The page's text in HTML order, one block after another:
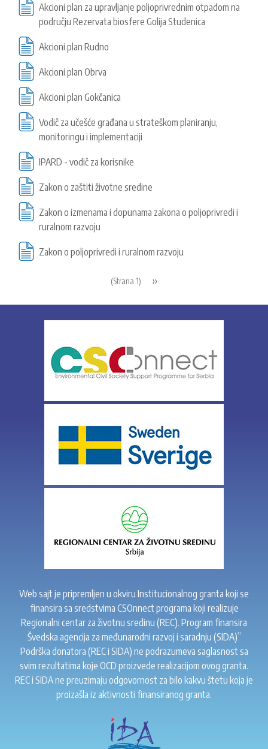
Akcioni plan za upravljanje poljoprivrednim otpadom na
području Rezervata biosfere Golija Studenica
Akcioni plan Rudno
Akcioni plan Obrva
Akcioni plan Gokčanica
Vodič za učešće građana u strateškom planiranju,
monitoringu i implementaciji
IPARD - vodič za korisnike
Zakon o zaštiti životne sredine
Zakon o izmenama i dopunama zakona o poljoprivredi i
ruralnom razvoju
Zakon o poljoprivredi i ruralnom razvoju
(Strana 1)
Next
››
Web sajt je pripremljen u okviru Institucionalnog granta koji se
finansira sa sredstvima CSOnnect programa koji realizuje
Regionalni centar za životnu sredinu (REC). Program finansira
Švedska agencija za međunarodni razvoj i saradnju (SIDA)”
Podrška donatora (REC i SIDA) ne podrazumeva saglasnost sa
svim rezultatima koje OCD proizvede realizacijom ovog granta.
REC i SIDA ne preuzimaju odgovornost za bilo kakvu štetu koja je
proizašla iz aktivnosti finansiranog granta.